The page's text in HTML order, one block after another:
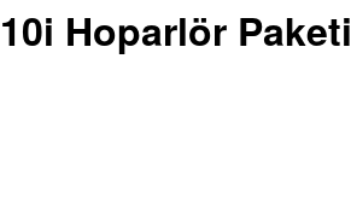
Hoparlör Paketi